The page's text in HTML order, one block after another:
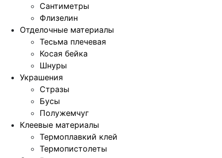
Сантиметры
Флизелин
Отделочные материалы
Тесьма плечевая
Косая бейка
Шнуры
Украшения
Стразы
Бусы
Полужемчуг
Клеевые материалы
Термоплавкий клей
Термопистолеты